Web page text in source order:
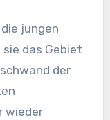
jungen
sie das Gebiet
der
wieder